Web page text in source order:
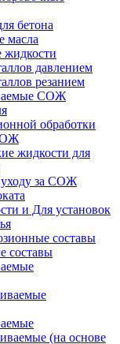
бетона
масла
давлением
резанием
СОЖ
обработки
жидкости для
уходу за СОЖ
и Для установок
составы
составы
(на основе